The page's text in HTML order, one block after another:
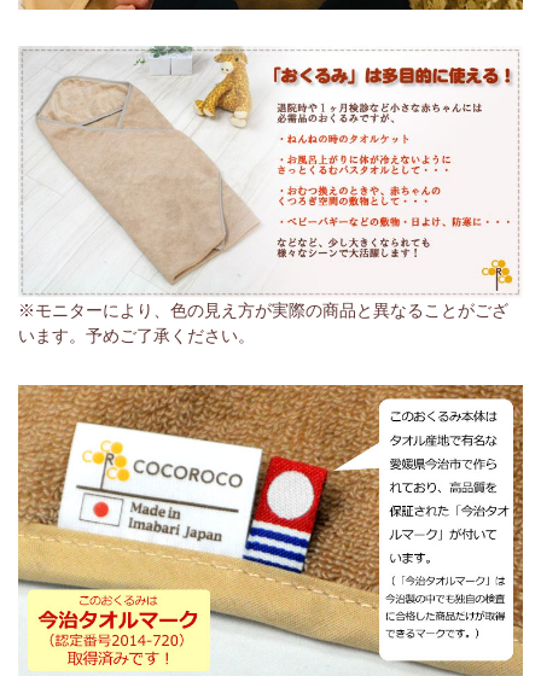
※モニターにより、色の見え方が実際の商品と異なることがござ
います。予めご了承ください。